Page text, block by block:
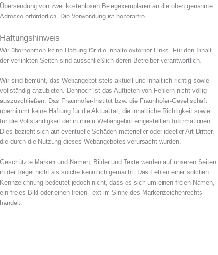
Übersendung von zwei kostenlosen Belegexemplaren an die oben genannte
Adresse erforderlich. Die Verwendung ist honorarfrei.
Haftungshinweis
Wir übernehmen keine Haftung für die Inhalte externer Links. Für den Inhalt
der verlinkten Seiten sind ausschließlich deren Betreiber verantwortlich.
Wir sind bemüht, das Webangebot stets aktuell und inhaltlich richtig sowie
vollständig anzubieten. Dennoch ist das Auftreten von Fehlern nicht völlig
auszuschließen. Das Fraunhofer-Institut bzw. die Fraunhofer-Gesellschaft
übernimmt keine Haftung für die Aktualität, die inhaltliche Richtigkeit sowie
für die Vollständigkeit der in ihrem Webangebot eingestellten Informationen.
Dies bezieht sich auf eventuelle Schäden materieller oder ideeller Art Dritter,
die durch die Nutzung dieses Webangebotes verursacht wurden.
Geschützte Marken und Namen, Bilder und Texte werden auf unseren Seiten
in der Regel nicht als solche kenntlich gemacht. Das Fehlen einer solchen
Kennzeichnung bedeutet jedoch nicht, dass es sich um einen freien Namen,
ein freies Bild oder einen freien Text im Sinne des Markenzeichenrechts
handelt.